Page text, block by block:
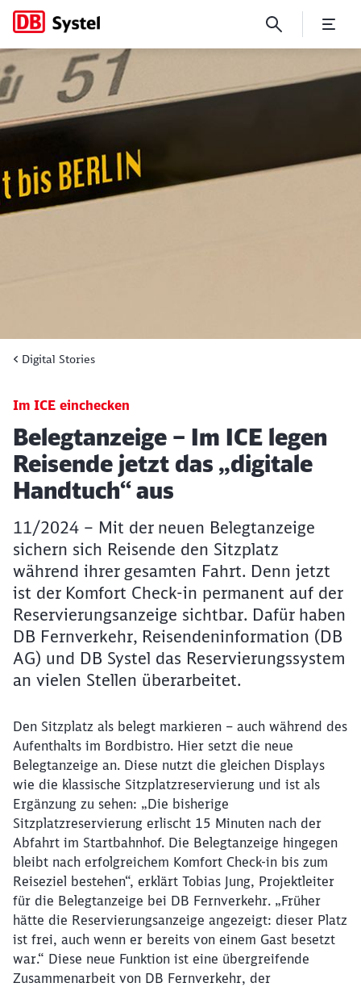
Belegtanzeige – Im ICE
Digital Stories
Im ICE einchecken
Artikel:
Belegtanzeige – Im ICE legen
Reisende jetzt das „digitale
Handtuch“ aus
11/2024 – Mit der neuen Belegtanzeige
sichern sich Reisende den Sitzplatz
während ihrer gesamten Fahrt. Denn jetzt
ist der Komfort Check-in permanent auf der
Reservierungsanzeige sichtbar. Dafür haben
DB Fernverkehr, Reisendeninformation (DB
AG) und DB Systel das Reservierungssystem
an vielen Stellen überarbeitet.
Den Sitzplatz als belegt markieren – auch während des
Aufenthalts im Bordbistro. Hier setzt die neue
Belegtanzeige an. Diese nutzt die gleichen Displays
wie die klassische Sitzplatzreservierung und ist als
Ergänzung zu sehen: „Die bisherige
Sitzplatzreservierung erlischt 15 Minuten nach der
Abfahrt im Startbahnhof. Die Belegtanzeige hingegen
bleibt nach erfolgreichem Komfort Check-in bis zum
Reiseziel bestehen“, erklärt Tobias Jung, Projektleiter
für die Belegtanzeige bei DB Fernverkehr. „Früher
hätte die Reservierungsanzeige angezeigt: dieser Platz
ist frei, auch wenn er bereits von einem Gast besetzt
war.“ Diese neue Funktion ist eine übergreifende
Zusammenarbeit von DB Fernverkehr, der